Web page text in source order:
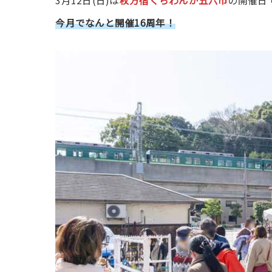
今月でなんと開催16周年！